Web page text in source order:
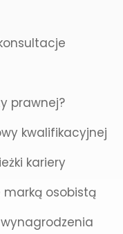
prawnej?
kwalifikacyjnej
kariery
marką osobistą